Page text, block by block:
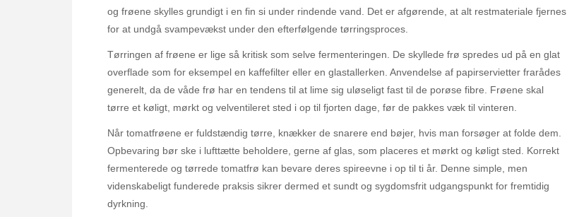
og frøene skylles grundigt i en fin si under rindende vand. Det er afgørende, at alt restmateriale fjernes
for at undgå svampevækst under den efterfølgende tørringsproces.
Tørringen af frøene er lige så kritisk som selve fermenteringen. De skyllede frø spredes ud på en glat
overflade som for eksempel en kaffefilter eller en glastallerken. Anvendelse af papirservietter frarådes
generelt, da de våde frø har en tendens til at lime sig uløseligt fast til de porøse fibre. Frøene skal
tørre et køligt, mørkt og velventileret sted i op til fjorten dage, før de pakkes væk til vinteren.
Når tomatfrøene er fuldstændig tørre, knækker de snarere end bøjer, hvis man forsøger at folde dem.
Opbevaring bør ske i lufttætte beholdere, gerne af glas, som placeres et mørkt og køligt sted. Korrekt
fermenterede og tørrede tomatfrø kan bevare deres spireevne i op til ti år. Denne simple, men
videnskabeligt funderede praksis sikrer dermed et sundt og sygdomsfrit udgangspunkt for fremtidig
dyrkning.